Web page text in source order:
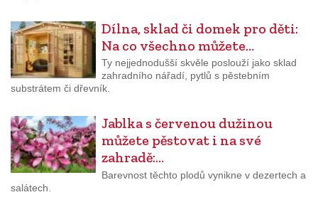
Dílna, sklad či domek pro děti:
Na co všechno můžete…
Ty nejjednodušší skvěle poslouží jako sklad
zahradního nářadí, pytlů s pěstebním
substrátem či dřevník.
Jablka s červenou dužinou
můžete pěstovat i na své
zahradě:…
Barevnost těchto plodů vynikne v dezertech a
salátech.